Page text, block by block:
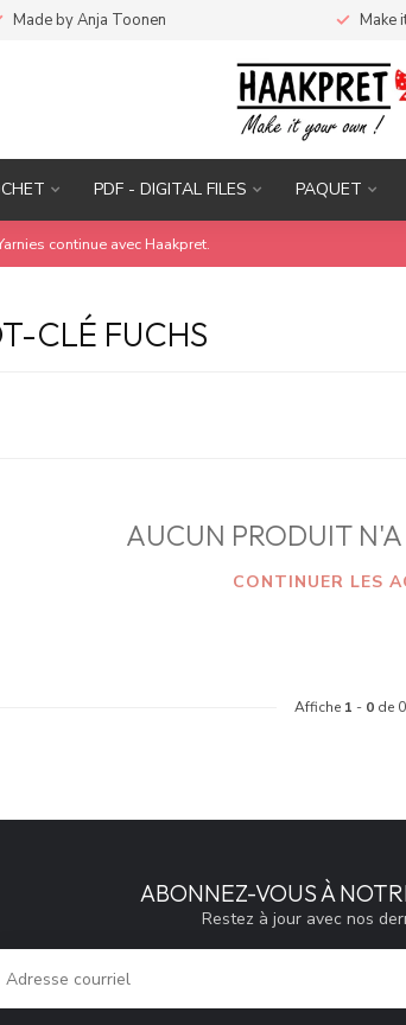
Made by Anja Toonen Make
PDF - DIGITAL FILES PAQUET
continue avec Haakpret.
CLÉ FUCHS
AUCUN PRODUIT
CONTINUER LES
Affiche 1 - 0 de 0
ABONNEZ-VOUS À
Restez à jour avec nos